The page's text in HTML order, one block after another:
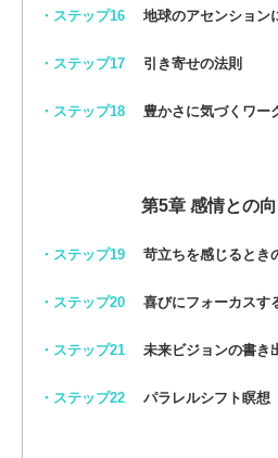
・ステップ16 地球のアセンション
・ステップ17 引き寄せの法則
・ステップ18 豊かさに気づくワー
第5章 感情との
・ステップ19 苛立ちを感じるとき
・ステップ20 喜びにフォーカスす
・ステップ21 未来ビジョンの書き
・ステップ22 パラレルシフト瞑想